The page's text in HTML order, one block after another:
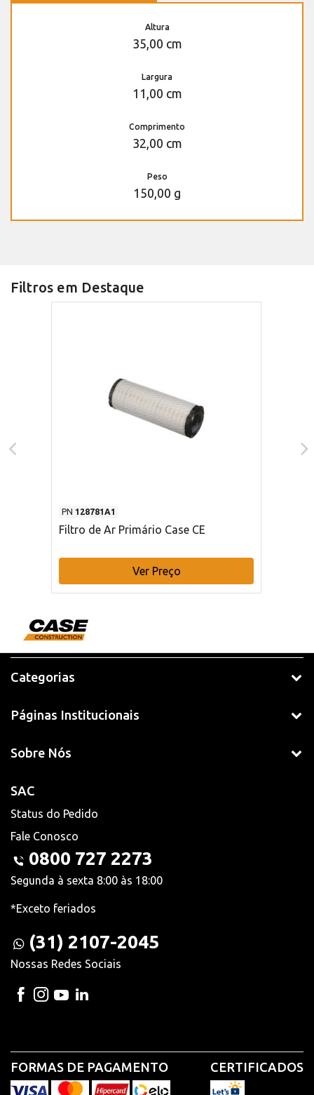
Altura
35,00 cm
Largura
11,00 cm
Comprimento
32,00 cm
Peso
150,00 g
Filtros em Destaque
PN 128781A1
Filtro de Ar Primário Case CE
Ver Preço
Categorias
Páginas Institucionais
Sobre Nós
SAC
Status do Pedido
Fale Conosco
0800 727 2273
Segunda à sexta 8:00 às 18:00
*Exceto feriados
(31) 2107-2045
Nossas Redes Sociais
FORMAS DE PAGAMENTO CERTIFICADOS